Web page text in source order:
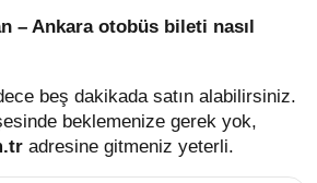
beş dakikada satın alabilirsiniz.
beklemenize gerek yok,
adresine gitmeniz yeterli.